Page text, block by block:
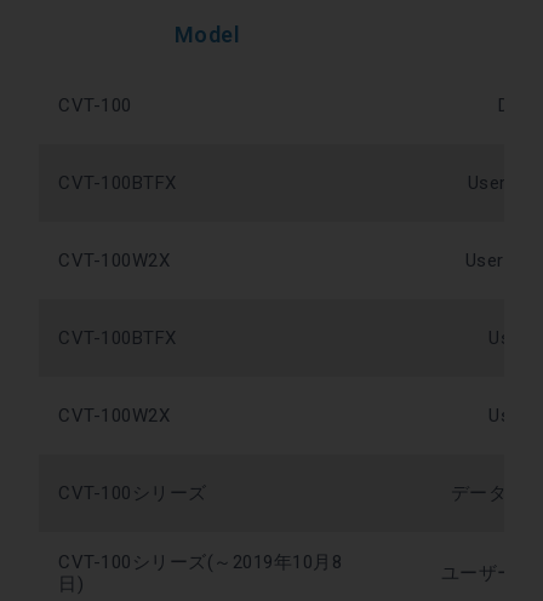
Model
CVT-100
CVT-100BTFX User's
CVT-100W2X User's
CVT-100BTFX
CVT-100W2X
CVT-100シリーズ データシ
CVT-100シリーズ(～2019年10月8
日)
ユーザーガ